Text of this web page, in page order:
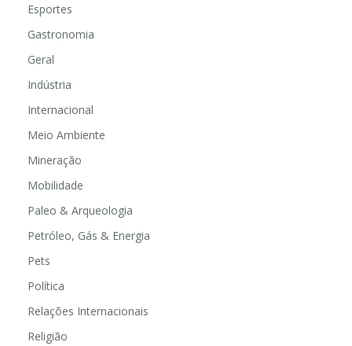
Esportes
Gastronomia
Geral
Indústria
Internacional
Meio Ambiente
Mineração
Mobilidade
Paleo & Arqueologia
Petróleo, Gás & Energia
Pets
Política
Relações Internacionais
Religião